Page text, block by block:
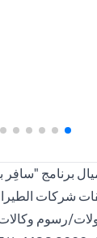
برنامج "سافِر
شركات
رسوم